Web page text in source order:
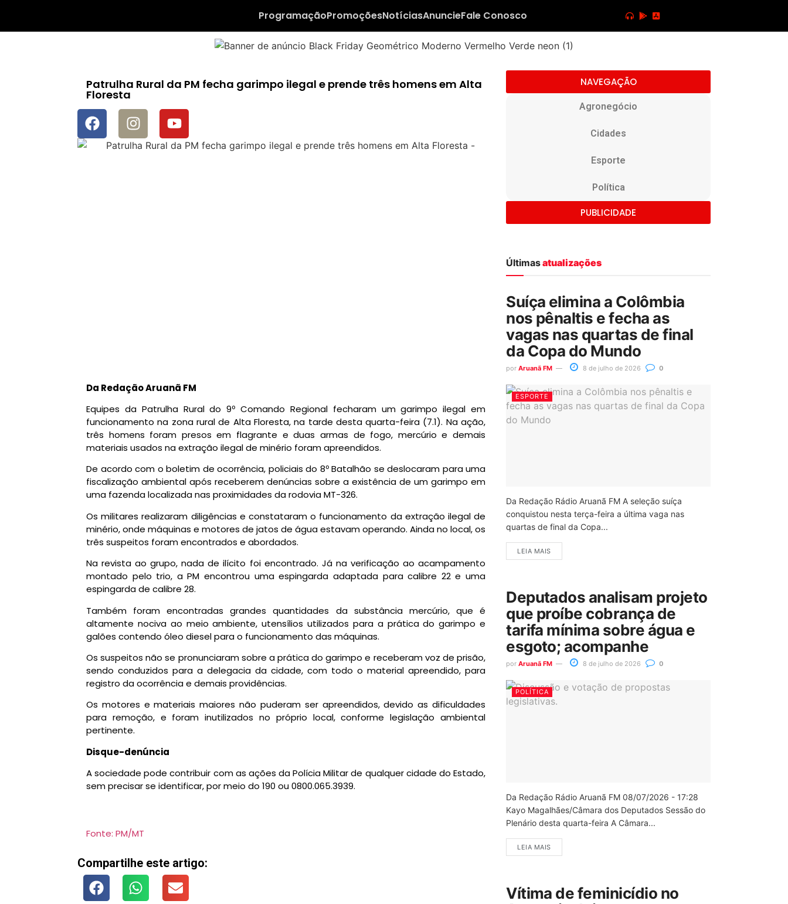
ProgramaçãoPromoçõesNotíciasAnuncieFale Conosco
Patrulha Rural da PM fecha garimpo ilegal e prende três homens em Alta
Floresta
Da Redação Aruanã FM
Equipes da Patrulha Rural do 9º Comando Regional fecharam um garimpo ilegal em
funcionamento na zona rural de Alta Floresta, na tarde desta quarta-feira (7.1). Na ação,
três homens foram presos em flagrante e duas armas de fogo, mercúrio e demais
materiais usados na extração ilegal de minério foram apreendidos.
De acordo com o boletim de ocorrência, policiais do 8º Batalhão se deslocaram para uma
fiscalização ambiental após receberem denúncias sobre a existência de um garimpo em
uma fazenda localizada nas proximidades da rodovia MT-326.
Os militares realizaram diligências e constataram o funcionamento da extração ilegal de
minério, onde máquinas e motores de jatos de água estavam operando. Ainda no local, os
três suspeitos foram encontrados e abordados.
Na revista ao grupo, nada de ilícito foi encontrado. Já na verificação ao acampamento
montado pelo trio, a PM encontrou uma espingarda adaptada para calibre 22 e uma
espingarda de calibre 28.
Também foram encontradas grandes quantidades da substância mercúrio, que é
altamente nociva ao meio ambiente, utensílios utilizados para a prática do garimpo e
galões contendo óleo diesel para o funcionamento das máquinas.
Os suspeitos não se pronunciaram sobre a prática do garimpo e receberam voz de prisão,
sendo conduzidos para a delegacia da cidade, com todo o material apreendido, para
registro da ocorrência e demais providências.
Os motores e materiais maiores não puderam ser apreendidos, devido as dificuldades
para remoção, e foram inutilizados no próprio local, conforme legislação ambiental
pertinente.
Disque-denúncia
A sociedade pode contribuir com as ações da Polícia Militar de qualquer cidade do Estado,
sem precisar se identificar, por meio do 190 ou 0800.065.3939.
Fonte: PM/MT
Compartilhe este artigo:
NAVEGAÇÃO
Agronegócio
Cidades
Esporte
Política
PUBLICIDADE
Últimasatualizações
Suíça elimina a Colômbia
nos pênaltis e fecha as
vagas nas quartas de final
da Copa do Mundo
por Aruanã FM 8 de julho de 2026 0
ESPORTE
Da Redação Rádio Aruanã FM A seleção suíça
conquistou nesta terça-feira a última vaga nas
quartas de final da Copa...
LEIA MAIS
Deputados analisam projeto
que proíbe cobrança de
tarifa mínima sobre água e
esgoto; acompanhe
por Aruanã FM 8 de julho de 2026 0
POLÍTICA
Da Redação Rádio Aruanã FM 08/07/2026 - 17:28
Kayo Magalhães/Câmara dos Deputados Sessão do
Plenário desta quarta-feira A Câmara...
LEIA MAIS
Vítima de feminicídio no